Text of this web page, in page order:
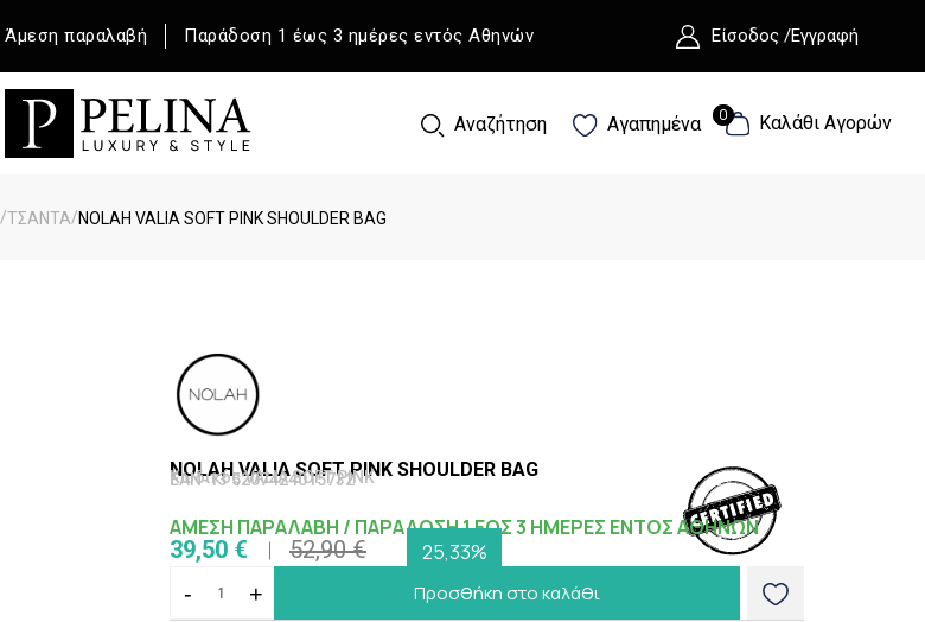
Άμεση παραλαβή Παράδοση 1 έως 3 ημέρες εντός Αθηνών Είσοδος /Εγγραφή
Αναζήτηση Αγαπημένα 0 Καλάθι Αγορών
0
/ΤΣΑΝΤΑ/NOLAH VALIA SOFT PINK SHOULDER BAG
NOLAH VALIA SOFT PINK SHOULDER BAG
Κωδικός VALIA SOFT PINK
EAN-13 5207424015732
ΑΜΕΣΗ ΠΑΡΑΛΑΒΗ / ΠΑΡΑΔΟΣΗ 1 ΕΩΣ 3 ΗΜΕΡΕΣ ΕΝΤΟΣ ΑΘΗΝΩΝ
39,50 € 52,90 €
25,33%
-
+ Προσθήκη στο καλάθι